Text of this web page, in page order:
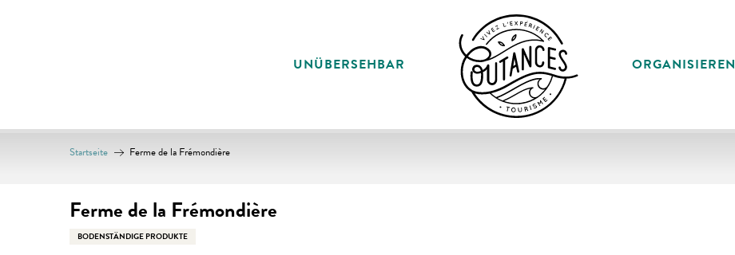
UNÜBERSEHBAR ORGANISIEREN
Startseite Ferme de la Frémondière
Ferme de la Frémondière
BODENSTÄNDIGE PRODUKTE